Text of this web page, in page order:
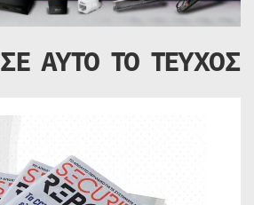
ΣΕ ΑΥΤΟ ΤΟ ΤΕΥΧΟΣ